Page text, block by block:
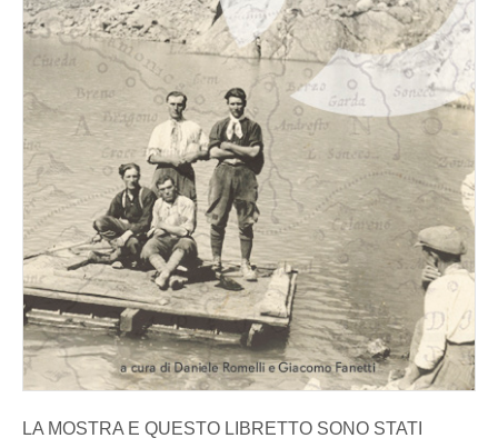
LA MOSTRA E QUESTO LIBRETTO SONO STATI